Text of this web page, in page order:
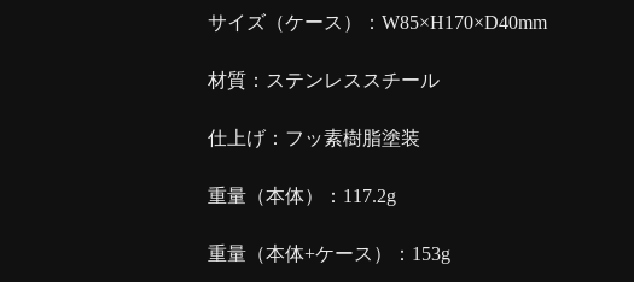
サイズ（ケース）：W85×H170×D40mm
材質：ステンレススチール
仕上げ：フッ素樹脂塗装
重量（本体）：117.2g
重量（本体+ケース）：153g